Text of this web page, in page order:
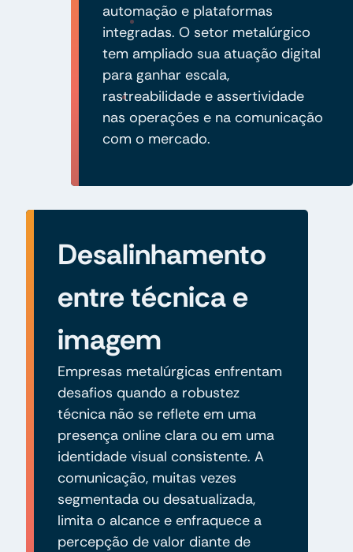
automação e plataformas
integradas. O setor metalúrgico
tem ampliado sua atuação digital
para ganhar escala,
rastreabilidade e assertividade
nas operações e na comunicação
com o mercado.
Desalinhamento
entre técnica e
imagem
Empresas metalúrgicas enfrentam
desafios quando a robustez
técnica não se reflete em uma
presença online clara ou em uma
identidade visual consistente. A
comunicação, muitas vezes
segmentada ou desatualizada,
limita o alcance e enfraquece a
percepção de valor diante de